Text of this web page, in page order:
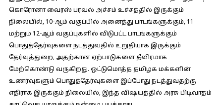
கொரோனா வைரஸ் பரவல் அச்சம் உச்சத்தில் இருக்கும்
நிலையில், 10-ஆம் வகுப்பில் அனைத்து பாடங்களுக்கும், 11
மற்றும் 12-ஆம் வகுப்புகளில் விடுபட்ட பாடங்களுக்கும்
பொதுத்தேர்வுகளை நடத்துவதில் உறுதியாக இருக்கும்
தேர்வுத்துறை, அதற்கான ஏற்பாடுகளை தீவிரமாக
மேற்கொண்டு வருகிறது. ஒட்டுமொத்த தமிழக மக்களின்
உணர்வுகளும் பொதுத்தேர்வுகளை இப்போது நடத்துவதற்கு
எதிராக இருக்கும் நிலையில், இந்த விஷயத்தில் அரசு பிடிவாதம்